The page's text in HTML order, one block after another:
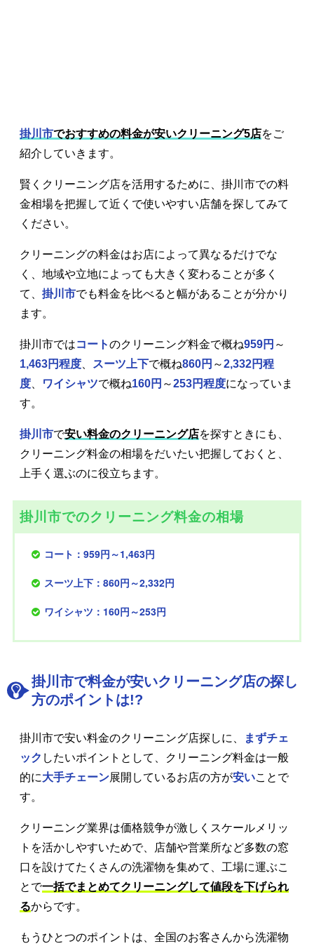
掛川市でおすすめの料金が安いクリーニング5店をご
紹介していきます。
賢くクリーニング店を活用するために、掛川市での料
金相場を把握して近くで使いやすい店舗を探してみて
ください。
クリーニングの料金はお店によって異なるだけでな
く、地域や立地によっても大きく変わることが多く
て、 掛川市でも料金を比べると幅があることが分かり
ます。
掛川市ではコートのクリーニング料金で概ね959円 ～
1,463円程度
スーツ上下で概ね860円 ～2,332円程
度
ワイシャツで概ね160円 ～253円程度になっていま
す。
掛川市で安い料金のクリーニング店を探すときにも、
クリーニング料金の相場をだいたい把握しておくと、
上手く選ぶのに役立ちます。
掛川市でのクリーニング料金の相場
コート：959円～1,463円
スーツ上下：860円～2,332円
ワイシャツ：160円～253円
掛川市で料金が安いクリーニング店の探し
方のポイントは!?
掛川市で安い料金のクリーニング店探しに、
まずチェ
ック したいポイントとして、クリーニング料金は一般
的に大手チェーン展開しているお店の方が安いことで
す。
クリーニング業界は価格競争が激しくスケールメリッ
トを活かしやすいためで、店舗や営業所など多数の窓
口を設けてたくさんの洗濯物を集めて、工場に運ぶこ
とで一括でまとめてクリーニングして値段を下げられ
るからです。
もうひとつのポイントは、全国のお客さんから洗濯物